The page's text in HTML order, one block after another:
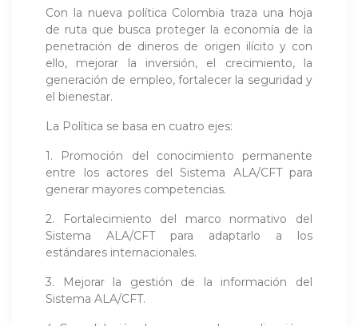
Con la nueva política Colombia traza una hoja
de ruta que busca proteger la economía de la
penetración de dineros de origen ilícito y con
ello, mejorar la inversión, el crecimiento, la
generación de empleo, fortalecer la seguridad y
el bienestar.
La Política se basa en cuatro ejes:
1. Promoción del conocimiento permanente
entre los actores del Sistema ALA/CFT para
generar mayores competencias.
2. Fortalecimiento del marco normativo del
Sistema ALA/CFT para adaptarlo a los
estándares internacionales.
3. Mejorar la gestión de la información del
Sistema ALA/CFT.